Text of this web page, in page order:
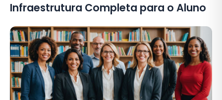
Infraestrutura Completa para o Aluno